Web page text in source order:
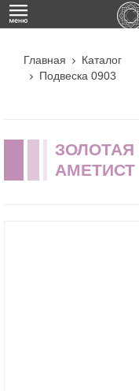
Главная
Каталог
Подвеска 0903
ЗОЛОТАЯ
АМЕТИСТ